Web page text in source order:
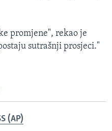
promjene", rekao je
sutrašnji prosjeci."
(AP)